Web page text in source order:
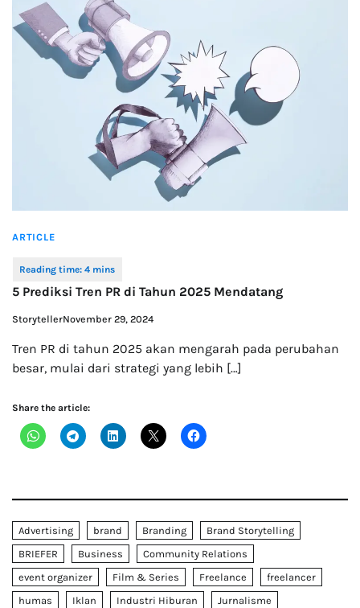
ARTICLE
5 Prediksi Tren PR di Tahun 2025 Mendatang
StorytellerNovember 29, 2024
Tren PR di tahun 2025 akan mengarah pada perubahan
besar, mulai dari strategi yang lebih […]
Share the article:
Advertising brand Branding
Brand Storytelling
BRIEFER
Business
Community Relations
event organizer
Film & Series Freelance
freelancer
humas
Iklan Industri Hiburan
Jurnalisme